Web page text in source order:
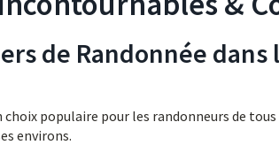
de Randonnée dans
choix populaire pour les randonneurs de
environs.